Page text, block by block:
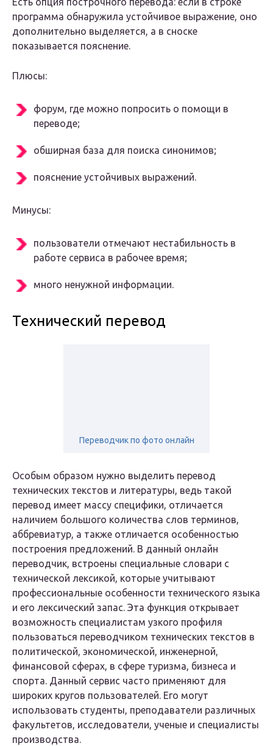
программа обнаружила устойчивое выражение, оно
дополнительно выделяется, а в сноске
показывается пояснение.
Плюсы:
форум, где можно попросить о помощи в
переводе;
обширная база для поиска синонимов;
пояснение устойчивых выражений.
Минусы:
пользователи отмечают нестабильность в
работе сервиса в рабочее время;
много ненужной информации.
Технический перевод
Переводчик по фото онлайн
Особым образом нужно выделить перевод
технических текстов и литературы, ведь такой
перевод имеет массу специфики, отличается
наличием большого количества слов терминов,
аббревиатур, а также отличается особенностью
построения предложений. В данный онлайн
переводчик, встроены специальные словари с
технической лексикой, которые учитывают
профессиональные особенности технического языка
и его лексический запас. Эта функция открывает
возможность специалистам узкого профиля
пользоваться переводчиком технических текстов в
политической, экономической, инженерной,
финансовой сферах, в сфере туризма, бизнеса и
спорта. Данный сервис часто применяют для
широких кругов пользователей. Его могут
использовать студенты, преподаватели различных
факультетов, исследователи, ученые и специалисты
производства.